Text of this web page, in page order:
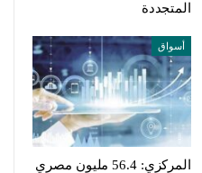
المتجددة
أسواق
المركزي: 56.4 مليون مصري